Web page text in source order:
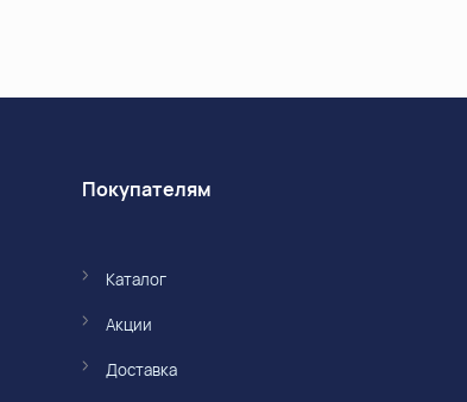
Покупателям
Каталог
Акции
Доставка